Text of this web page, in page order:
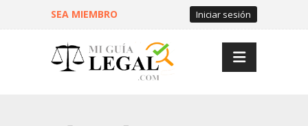
SEA MIEMBRO Iniciar sesión